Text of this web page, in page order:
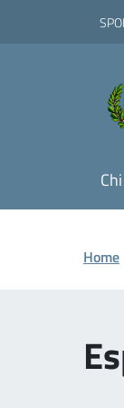
Skip to Main
Home